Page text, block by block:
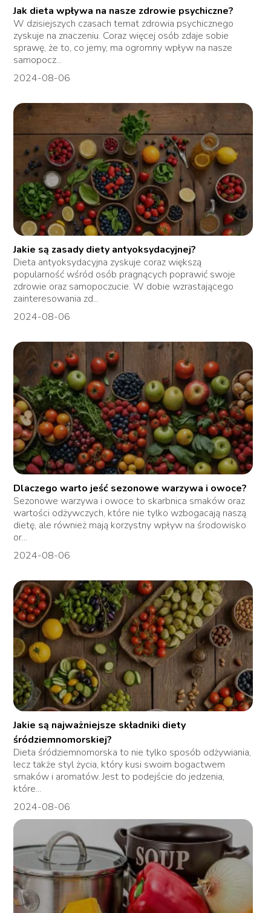
Jak dieta wpływa na nasze zdrowie psychiczne?
W dzisiejszych czasach temat zdrowia psychicznego
zyskuje na znaczeniu. Coraz więcej osób zdaje sobie
sprawę, że to, co jemy, ma ogromny wpływ na nasze
samopocz...
2024-08-06
Jakie są zasady diety antyoksydacyjnej?
Dieta antyoksydacyjna zyskuje coraz większą
popularność wśród osób pragnących poprawić swoje
zdrowie oraz samopoczucie. W dobie wzrastającego
zainteresowania zd...
2024-08-06
Dlaczego warto jeść sezonowe warzywa i owoce?
Sezonowe warzywa i owoce to skarbnica smaków oraz
wartości odżywczych, które nie tylko wzbogacają naszą
dietę, ale również mają korzystny wpływ na środowisko
or...
2024-08-06
Jakie są najważniejsze składniki diety
śródziemnomorskiej?
Dieta śródziemnomorska to nie tylko sposób odżywiania,
lecz także styl życia, który kusi swoim bogactwem
smaków i aromatów. Jest to podejście do jedzenia,
które...
2024-08-06